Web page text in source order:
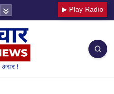
▶ Play Radio